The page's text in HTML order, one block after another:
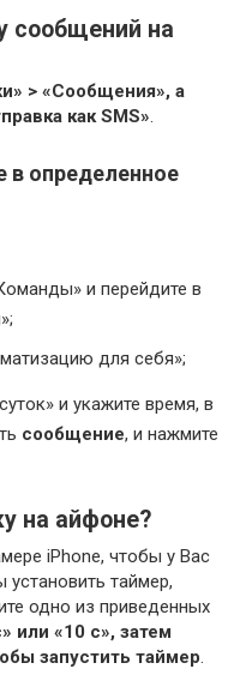
сообщений на
> «Сообщения», а
как SMS».
в определенное
и перейдите в
для себя»;
и укажите время, в
сообщение, и нажмите
на айфоне?
iPhone, чтобы у Вас
таймер,
одно из приведенных
или «10 с», затем
запустить таймер.